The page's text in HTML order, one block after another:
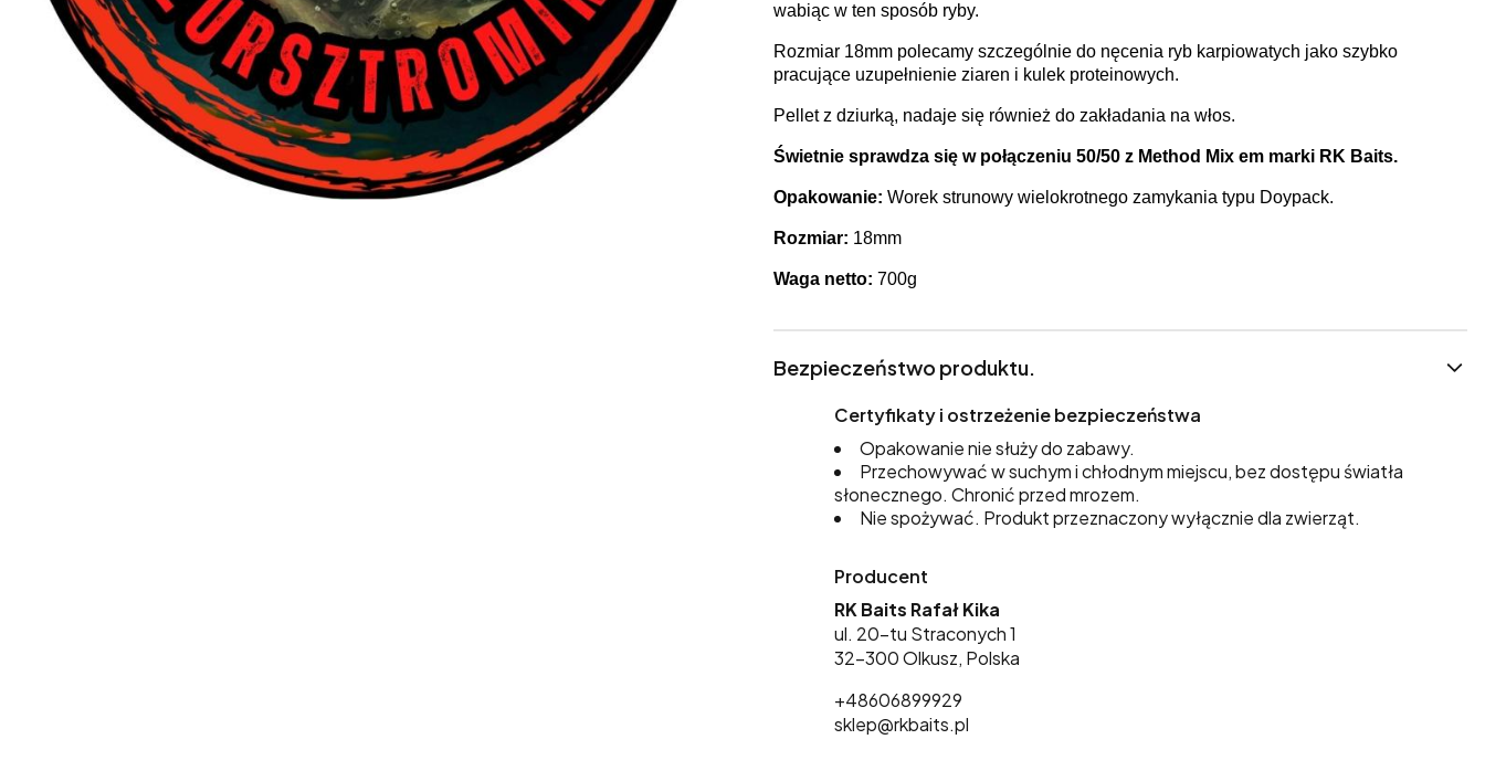
wabiąc w ten sposób ryby.
Rozmiar 18mm polecamy szczególnie do nęcenia ryb karpiowatych jako szybko
pracujące uzupełnienie ziaren i kulek proteinowych.
Pellet z dziurką, nadaje się również do zakładania na włos.
Świetnie sprawdza się w połączeniu 50/50 z Method Mix em marki RK Baits.
Opakowanie: Worek strunowy wielokrotnego zamykania typu Doypack.
Rozmiar: 18mm
Waga netto: 700g
Bezpieczeństwo produktu.
Certyfikaty i ostrzeżenie bezpieczeństwa
Opakowanie nie służy do zabawy.
Przechowywać w suchym i chłodnym miejscu, bez dostępu światła
słonecznego. Chronić przed mrozem.
Nie spożywać. Produkt przeznaczony wyłącznie dla zwierząt.
Producent
RK Baits Rafał Kika
ul. 20-tu Straconych 1
32-300 Olkusz, Polska
+48606899929
sklep@rkbaits.pl